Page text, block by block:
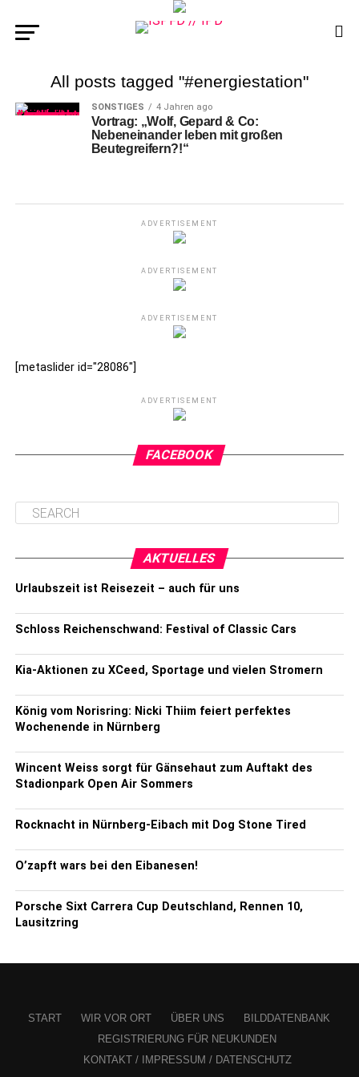
All posts tagged "#energiestation"
SONSTIGES 4 Jahren ago
Vortrag: „Wolf, Gepard & Co:
Nebeneinander leben mit großen
Beutegreifern?!“
ADVERTISEMENT
ADVERTISEMENT
ADVERTISEMENT
[metaslider id="28086"]
ADVERTISEMENT
FACEBOOK
AKTUELLES
Urlaubszeit ist Reisezeit – auch für uns
Schloss Reichenschwand: Festival of Classic Cars
Kia-Aktionen zu XCeed, Sportage und vielen Stromern
König vom Norisring: Nicki Thiim feiert perfektes
Wochenende in Nürnberg
Wincent Weiss sorgt für Gänsehaut zum Auftakt des
Stadionpark Open Air Sommers
Rocknacht in Nürnberg-Eibach mit Dog Stone Tired
O’zapft wars bei den Eibanesen!
Porsche Sixt Carrera Cup Deutschland, Rennen 10,
Lausitzring
START WIR VOR ORT ÜBER UNS
BILDDATENBANK
REGISTRIERUNG FÜR NEUKUNDEN
KONTAKT / IMPRESSUM / DATENSCHUTZ